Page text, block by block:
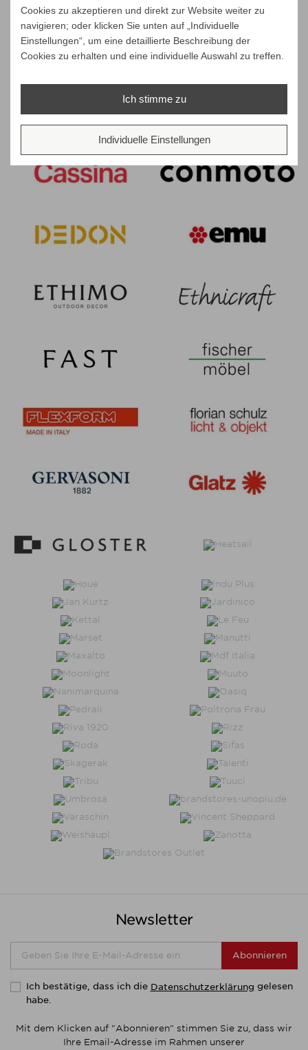
Newsletter
Abonnieren
Ich bestätige, dass ich die Datenschutzerklärung gelesen
habe.
Mit dem Klicken auf "Abonnieren" stimmen Sie zu, dass wir
Ihre Email-Adresse im Rahmen unserer
Cookies zu akzeptieren und direkt zur Website weiter zu
navigieren; oder klicken Sie unten auf „Individuelle
Einstellungen“, um eine detaillierte Beschreibung der
Cookies zu erhalten und eine individuelle Auswahl zu treffen.
Ich stimme zu
Individuelle Einstellungen